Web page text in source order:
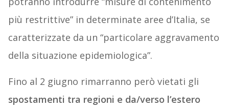
più restrittive” in determinate aree d’Italia, se
caratterizzate da un “particolare aggravamento
della situazione epidemiologica”.
Fino al 2 giugno rimarranno però vietati gli
spostamenti tra regioni e da/verso l’estero